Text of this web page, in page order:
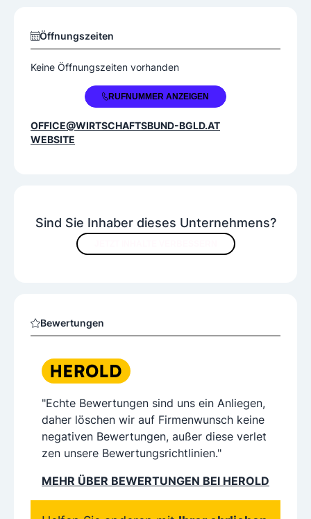
Sind Sie Inhaber dieses Unternehmens?
Bewertungen
"Echte Bewertungen sind uns ein Anliegen,
daher löschen wir auf Firmenwunsch keine
negativen Bewertungen, außer diese verlet
zen unsere Bewertungsrichtlinien."
MEHR ÜBER BEWERTUNGEN BEI HEROLD
Öffnungszeiten
Keine Öffnungszeiten vorhanden
+43 2682 63115RUFNUMMER ANZEIGEN
OFFICE@WIRTSCHAFTSBUND-BGLD.AT
WEBSITE